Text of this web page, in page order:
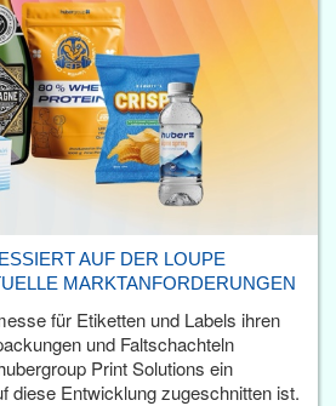
AUF DER LOUPE
MARKTANFORDERUNGEN
für Etiketten und Labels ihren
und Faltschachteln
Print Solutions ein
diese Entwicklung zugeschnitten ist.